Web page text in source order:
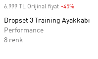
6.999 TL Orijinal fiyat -45%
Dropset 3 Training Ayakkabı
Performance
8 renk